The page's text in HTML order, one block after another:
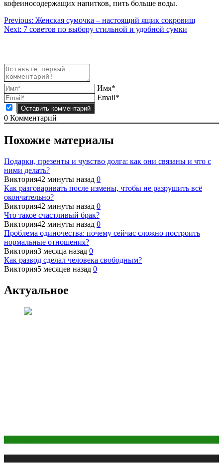
кофеиносодержащих напитков, пить больше воды.
Навигация
по
Previous: Женская сумочка – настоящий ящик сокровищ
Next: 7 советов по выбору стильной и удобной сумки
Имя*
Email*
0 Комментарий
Похожие материалы
Подарки, презенты и чувство долга: как они связаны и что с
ними делать?
Виктория42 минуты назад 0
Как разговаривать после измены, чтобы не разрушить всё
окончательно?
Виктория42 минуты назад 0
Что такое счастливый брак?
Виктория42 минуты назад 0
Проблема одиночества: почему сейчас сложно построить
нормальные отношения?
Виктория3 месяца назад 0
Как развод сделал человека свободным?
Виктория5 месяцев назад 0
Актуальное